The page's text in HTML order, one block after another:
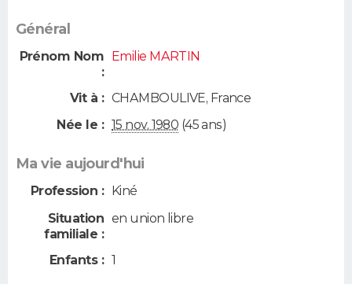
Général
Prénom Nom
:
Emilie MARTIN
Vit à : CHAMBOULIVE, France
Née le : 15 nov. 1980 (45 ans)
Ma vie aujourd'hui
Profession :
Kiné
Situation
familiale :
en union libre
Enfants : 1